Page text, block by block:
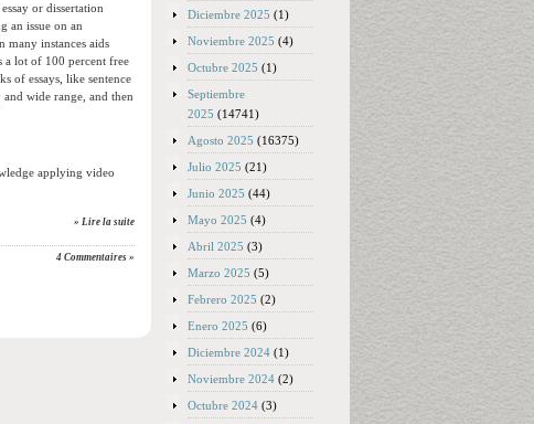
or dissertation
an issue on an
many instances aids
a lot of 100 percent free
of essays, like sentence
wide range, and then
applying video
» Lire la suite
4 Commentaires »
Diciembre 2025 (1)
Noviembre 2025 (4)
Octubre 2025 (1)
Septiembre
2025 (14741)
Agosto 2025 (16375)
Julio 2025 (21)
Junio 2025 (44)
Mayo 2025 (4)
Abril 2025 (3)
Marzo 2025 (5)
Febrero 2025 (2)
Enero 2025 (6)
Diciembre 2024 (1)
Noviembre 2024 (2)
Octubre 2024 (3)